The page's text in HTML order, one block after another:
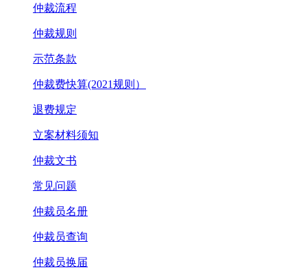
仲裁流程
仲裁规则
示范条款
仲裁费快算(2021规则）
退费规定
立案材料须知
仲裁文书
常见问题
仲裁员名册
仲裁员查询
仲裁员换届